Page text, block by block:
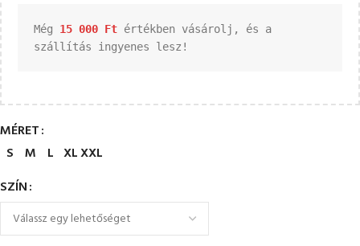
Még 15 000 Ft értékben vásárolj, és a
szállítás ingyenes lesz!
MÉRET
S M L XLXXL
SZÍN